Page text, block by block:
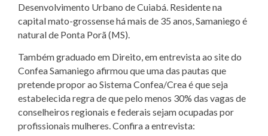
Desenvolvimento Urbano de Cuiabá. Residente na
capital mato-grossense há mais de 35 anos, Samaniego é
natural de Ponta Porã (MS).
Também graduado em Direito, em entrevista ao site do
Confea Samaniego afirmou que uma das pautas que
pretende propor ao Sistema Confea/Crea é que seja
estabelecida regra de que pelo menos 30% das vagas de
conselheiros regionais e federais sejam ocupadas por
profissionais mulheres. Confira a entrevista: